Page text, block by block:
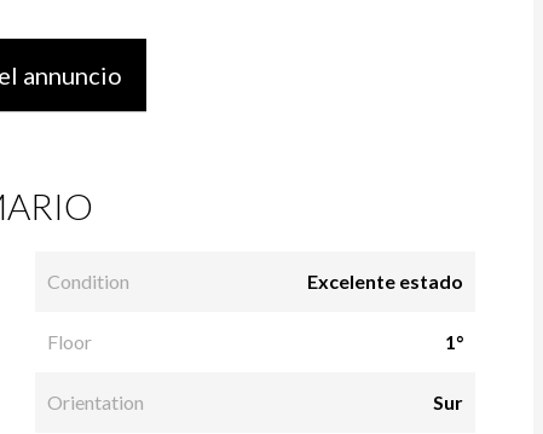
annuncio
Condition Excelente estado
Floor 1°
Orientation Sur